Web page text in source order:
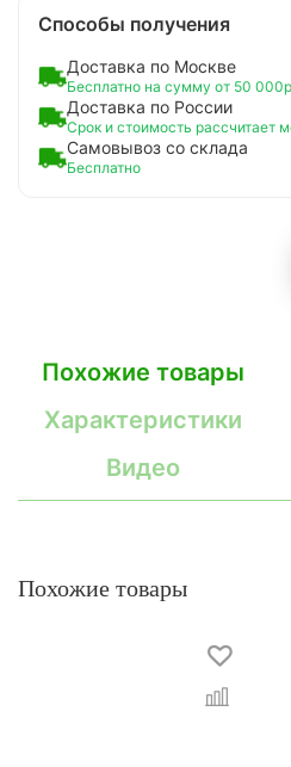
Способы получения
Доставка по Москве
Бесплатно на сумму от 50
Доставка по России
Срок и стоимость рассчитает
Самовывоз со склада
Бесплатно
Похожие товары
Характеристики
Видео
Похожие товары